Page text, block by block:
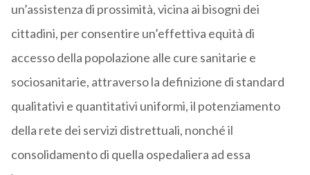
un’assistenza di prossimità, vicina ai bisogni dei
cittadini, per consentire un’effettiva equità di
accesso della popolazione alle cure sanitarie e
sociosanitarie, attraverso la definizione di standard
qualitativi e quantitativi uniformi, il potenziamento
della rete dei servizi distrettuali, nonché il
consolidamento di quella ospedaliera ad essa